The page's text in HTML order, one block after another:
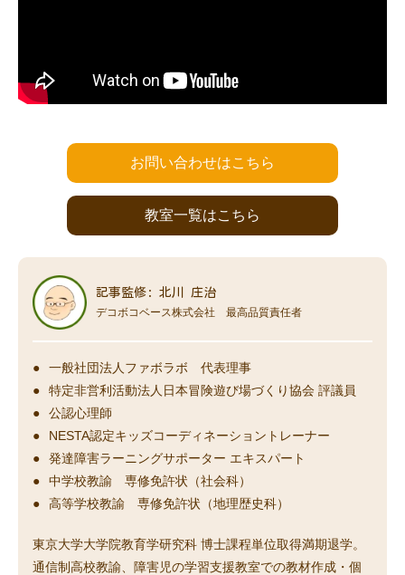
お問い合わせはこちら
教室一覧はこちら
記事監修: 北川 庄治
デコボコベース株式会社 最高品質責任者
一般社団法人ファボラボ 代表理事
特定非営利活動法人日本冒険遊び場づくり協会 評議員
公認心理師
NESTA認定キッズコーディネーショントレーナー
発達障害ラーニングサポーター エキスパート
中学校教諭 専修免許状（社会科）
高等学校教諭 専修免許状（地理歴史科）
東京大学大学院教育学研究科 博士課程単位取得満期退学。
通信制高校教諭、障害児の学習支援教室での教材作成・個